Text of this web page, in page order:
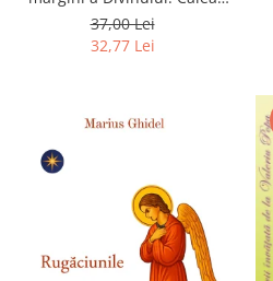
catre fericire
37,00 Lei
32,77 Lei